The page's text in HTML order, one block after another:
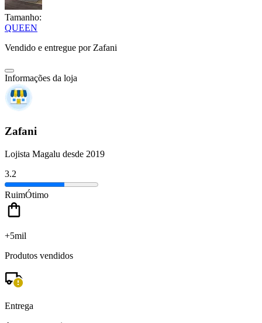
Tamanho:
QUEEN
Vendido e entregue por Zafani
Informações da loja
Zafani
Lojista Magalu desde 2019
3.2
RuimÓtimo
+5mil
Produtos vendidos
Entrega